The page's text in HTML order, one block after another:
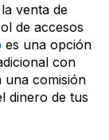
venta de
de accesos
es una opción
con
una comisión
dinero de tus